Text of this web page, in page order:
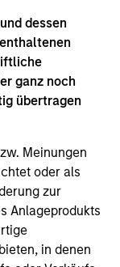
dessen
ganz noch
übertragen
Meinungen
oder als
zur
Anlageprodukts
in denen
before that
Mr. Saigal
of the
his